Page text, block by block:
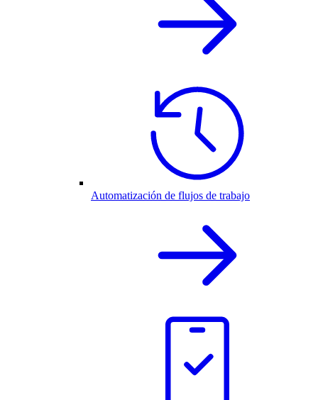
Automatización de flujos de trabajo